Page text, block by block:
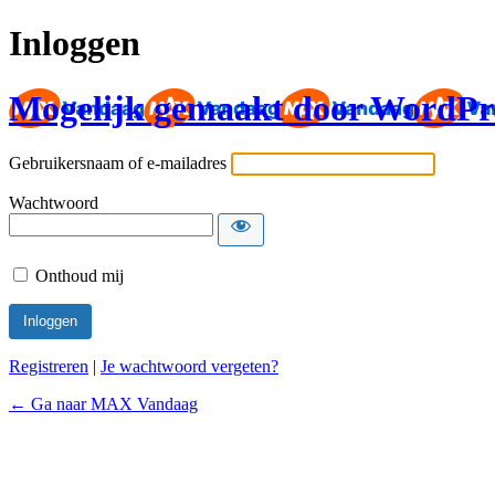
Inloggen
Mogelijk gemaakt door
Gebruikersnaam of e-mailadres
Wachtwoord
Onthoud mij
Registreren | Je wachtwoord vergeten?
← Ga naar MAX Vandaag